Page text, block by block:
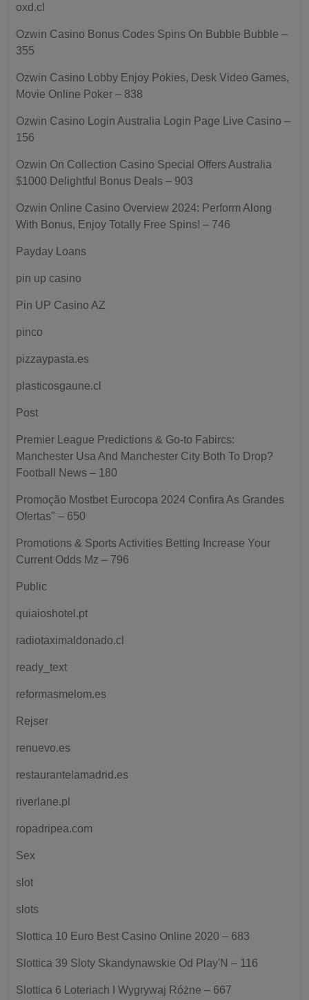
oxd.cl
Ozwin Casino Bonus Codes Spins On Bubble Bubble –
355
Ozwin Casino Lobby Enjoy Pokies, Desk Video Games,
Movie Online Poker – 838
Ozwin Casino Login Australia Login Page Live Casino –
156
Ozwin On Collection Casino Special Offers Australia
$1000 Delightful Bonus Deals – 903
Ozwin Online Casino Overview 2024: Perform Along
With Bonus, Enjoy Totally Free Spins! – 746
Payday Loans
pin up casino
Pin UP Casino AZ
pinco
pizzaypasta.es
plasticosgaune.cl
Post
Premier League Predictions & Go-to Fabircs:
Manchester Usa And Manchester City Both To Drop?
Football News – 180
Promoção Mostbet Eurocopa 2024 Confira As Grandes
Ofertas" – 650
Promotions & Sports Activities Betting Increase Your
Current Odds Mz – 796
Public
quiaioshotel.pt
radiotaximaldonado.cl
ready_text
reformasmelom.es
Rejser
renuevo.es
restaurantelamadrid.es
riverlane.pl
ropadripea.com
Sex
slot
slots
Slottica 10 Euro Best Casino Online 2020 – 683
Slottica 39 Sloty Skandynawskie Od Play'N – 116
Slottica 6 Loteriach I Wygrywaj Różne – 667